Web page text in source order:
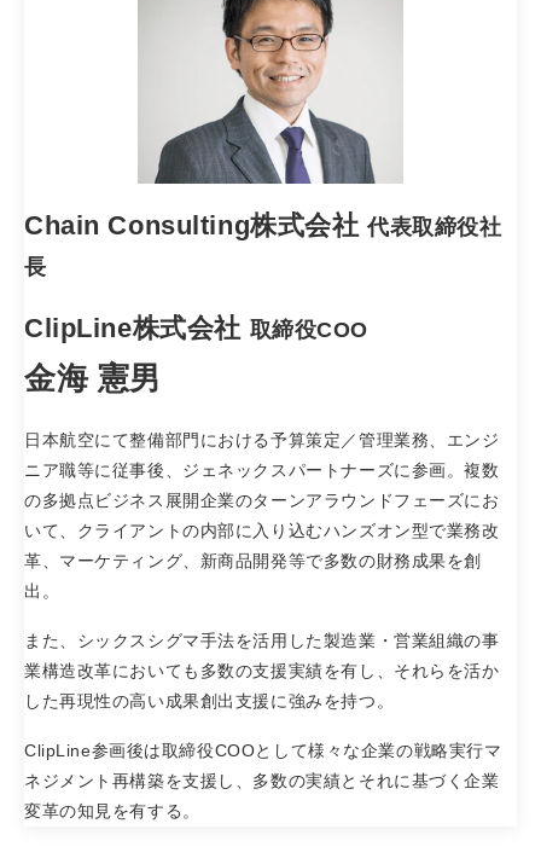
Chain Consulting株式会社代表取締役社
長
ClipLine株式会社 取締役COO
金海 憲男
日本航空にて整備部門における予算策定／管理業務、エンジ
ニア職等に従事後、ジェネックスパートナーズに参画。複数
の多拠点ビジネス展開企業のターンアラウンドフェーズにお
いて、クライアントの内部に入り込むハンズオン型で業務改
革、マーケティング、新商品開発等で多数の財務成果を創
出。
また、シックスシグマ手法を活用した製造業・営業組織の事
業構造改革においても多数の支援実績を有し、それらを活か
した再現性の高い成果創出支援に強みを持つ。
ClipLine参画後は取締役COOとして様々な企業の戦略実行マ
ネジメント再構築を支援し、多数の実績とそれに基づく企業
変革の知見を有する。